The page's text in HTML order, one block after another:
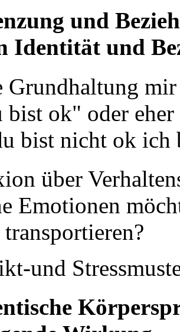
und
Identität und
Grundhaltung
bist ok" oder
bist nicht ok ich
über
Emotionen
transportieren?
und